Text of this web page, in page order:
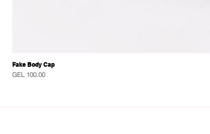
Fake Body Cap
Price
GEL 100.00